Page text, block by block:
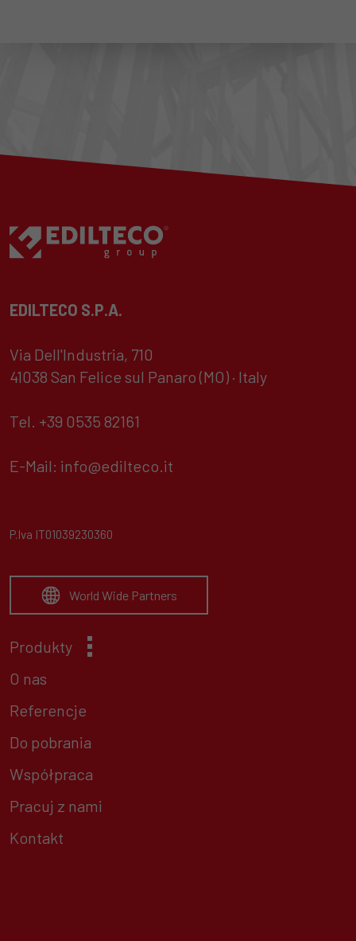
EDILTECO S.P.A.
Via Dell'Industria, 710
41038 San Felice sul Panaro (MO) · Italy
Tel. +39 0535 82161
E-Mail: info@edilteco.it
P.Iva IT01039230360
World Wide Partners
Produkty
O nas
Referencje
Do pobrania
Współpraca
Pracuj z nami
Kontakt